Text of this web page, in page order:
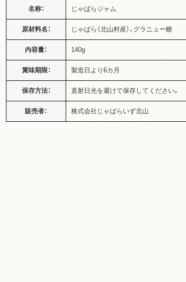
名称： じゃばらジャム
原材料名： じゃばら（北山村産）、グラニュー糖
内容量： 140g
賞味期限： 製造日より6カ月
保存方法： 直射日光を避けて保存してください。
販売者： 株式会社じゃばらいず北山